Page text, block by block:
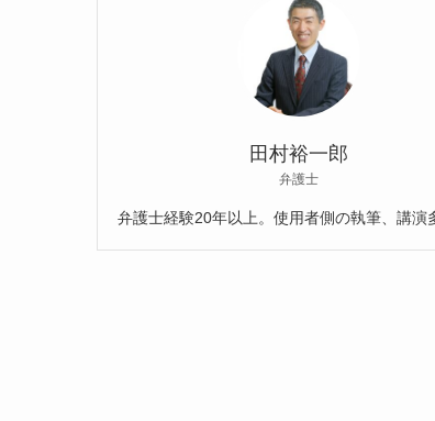
田村裕一郎
弁護士
弁護士経験20年以上。使用者側の執筆、講演